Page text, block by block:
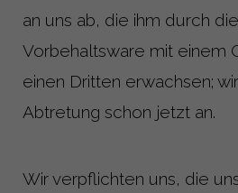
an uns ab, die ihm durch
Vorbehaltsware mit einem
einen Dritten erwachsen;
Abtretung schon jetzt an.
Wir verpflichten uns, die